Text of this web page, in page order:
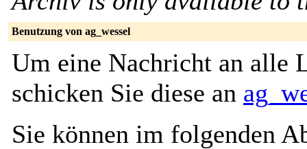
Benutzung von ag_wessel
Um eine Nachricht an alle
schicken Sie diese an
Sie können im folgenden